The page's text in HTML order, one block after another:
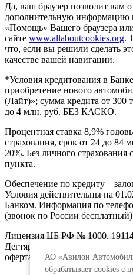
АО «Авилон
обрабатывает cookies с
Да, ваш браузер позволит вам
дополнительную информацию
«Помощь» Вашего браузера
сайте www.allaboutcookies.org.
что, если вы решили сделать
качестве вашей навигации.
*Условия кредитования в
приобретение нового
(Лайт)»; сумма кредита от
до 4 млн. руб. БЕЗ КАСКО.
Процентная ставка 8,9%
страхования, срок от 24 до 84
20%. Без личного
пункта.
Обеспечение по кредиту –
Условия действительны на
Банком. Информация по
(звонок по России
Лицензия ЦБ РФ № 1000,
Дегтярный пер., д.11, лит.А.
оферта.